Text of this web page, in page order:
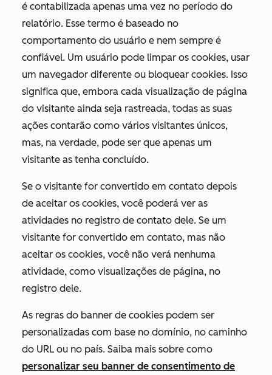
é contabilizada apenas uma vez no período do
relatório. Esse termo é baseado no
comportamento do usuário e nem sempre é
confiável. Um usuário pode limpar os cookies, usar
um navegador diferente ou bloquear cookies. Isso
significa que, embora cada visualização de página
do visitante ainda seja rastreada, todas as suas
ações contarão como vários visitantes únicos,
mas, na verdade, pode ser que apenas um
visitante as tenha concluído.
Se o visitante for convertido em contato depois
de aceitar os cookies, você poderá ver as
atividades no registro de contato dele. Se um
visitante for convertido em contato, mas não
aceitar os cookies, você não verá nenhuma
atividade, como visualizações de página, no
registro dele.
As regras do banner de cookies podem ser
personalizadas com base no domínio, no caminho
do URL ou no país. Saiba mais sobre como
personalizar seu banner de consentimento de